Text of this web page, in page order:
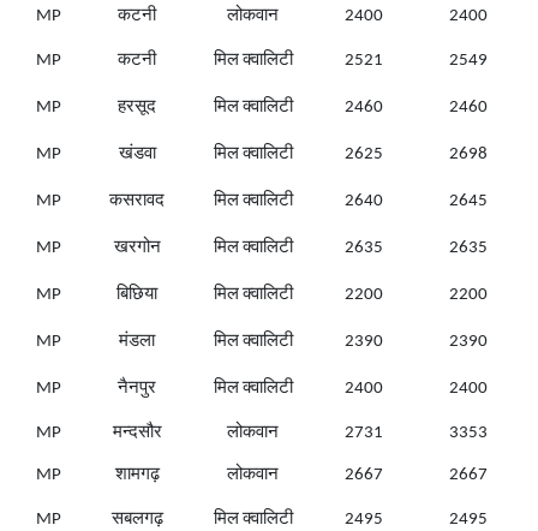
MP कटनी लोकवान 2400 2400
MP कटनी मिल क्वालिटी 2521 2549
MP हरसूद मिल क्वालिटी 2460 2460
MP खंडवा मिल क्वालिटी 2625 2698
MP कसरावद मिल क्वालिटी 2640 2645
MP खरगोन मिल क्वालिटी 2635 2635
MP बिछिया मिल क्वालिटी 2200 2200
MP मंडला मिल क्वालिटी 2390 2390
MP नैनपुर मिल क्वालिटी 2400 2400
MP मन्दसौर लोकवान 2731 3353
MP शामगढ़ लोकवान 2667 2667
MP सबलगढ़ मिल क्वालिटी 2495 2495